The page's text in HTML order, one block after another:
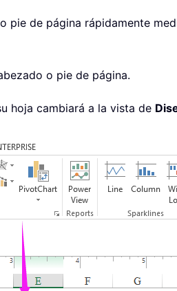
pie de página rápidamente
o pie de página.
hoja cambiará a la vista de